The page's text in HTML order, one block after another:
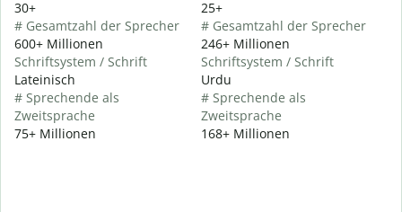
30+
# Gesamtzahl der Sprecher
600+ Millionen
Schriftsystem / Schrift
Lateinisch
# Sprechende als
Zweitsprache
75+ Millionen
25+
# Gesamtzahl der Sprecher
246+ Millionen
Schriftsystem / Schrift
Urdu
# Sprechende als
Zweitsprache
168+ Millionen